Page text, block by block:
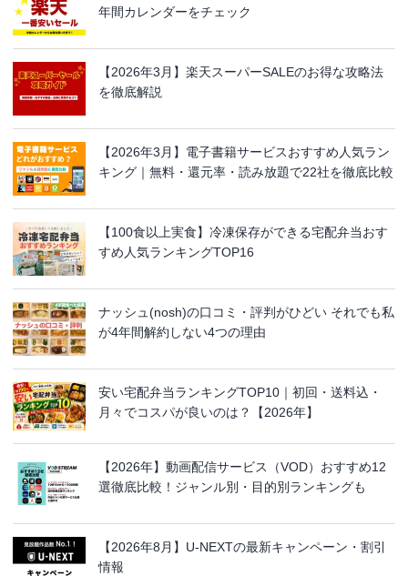
年間カレンダーをチェック
【2026年3月】楽天スーパーSALEのお得な攻略法
を徹底解説
【2026年3月】電子書籍サービスおすすめ人気ラン
キング｜無料・還元率・読み放題で22社を徹底比較
【100食以上実食】冷凍保存ができる宅配弁当おす
すめ人気ランキングTOP16
ナッシュ(nosh)の口コミ・評判がひどい それでも私
が4年間解約しない4つの理由
安い宅配弁当ランキングTOP10｜初回・送料込・
月々でコスパが良いのは？【2026年】
【2026年】動画配信サービス（VOD）おすすめ12
選徹底比較！ジャンル別・目的別ランキングも
【2026年8月】U-NEXTの最新キャンペーン・割引
情報